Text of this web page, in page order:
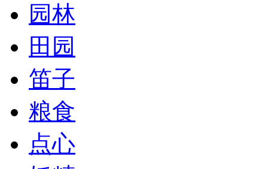
园林
田园
笛子
粮食
点心